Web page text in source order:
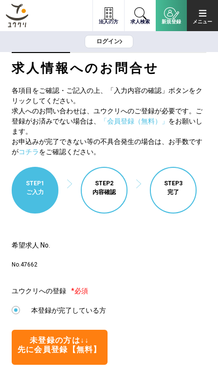
法人の方 求人検索 新規登録 メニュー
ログイン
求人情報へのお問合せ
各項目をご確認・ご記入の上、「入力内容の確認」ボタンをク
リックしてください。
求人へのお問い合わせは、ユウクリへのご登録が必要です。ご
登録がお済みでない場合は、
「会員登録（無料）」 をお願いし
ます。
お申込みが完了できない等の不具合発生の場合は、お手数です
がコチラをご確認ください。
STEP1
ご入力
STEP2
内容確認
STEP3
完了
希望求人 No.
No.47662
ユウクリへの登録 *必須
本登録が完了している方
未登録の方は↓↓
先に会員登録【無料】